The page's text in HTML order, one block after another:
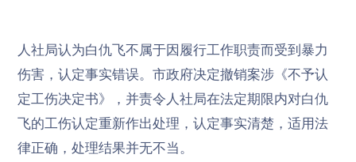
人社局认为白仇飞不属于因履行工作职责而受到暴力
伤害，认定事实错误。市政府决定撤销案涉《不予认
定工伤决定书》，并责令人社局在法定期限内对白仇
飞的工伤认定重新作出处理，认定事实清楚，适用法
律正确，处理结果并无不当。